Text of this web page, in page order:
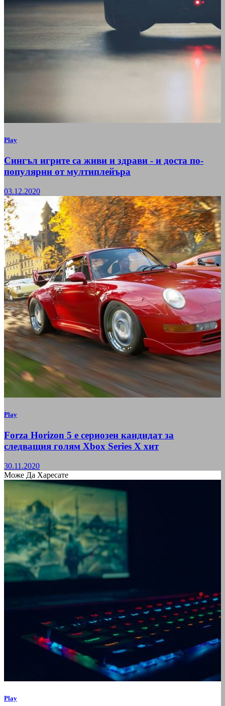
Play
Сингъл игрите са живи и здрави - и доста по-
популярни от мултиплейъра
03.12.2020
Play
Forza Horizon 5 е сериозен кандидат за
следващия голям Xbox Series X хит
30.11.2020
Може Да Харесате
Play